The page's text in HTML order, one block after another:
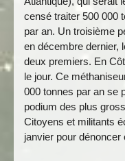
censé traiter 500 000
par an. Un troisième
en décembre dernier,
deux premiers. En
le jour. Ce
000 tonnes par an se
podium des plus
Citoyens et militants
janvier pour dénoncer